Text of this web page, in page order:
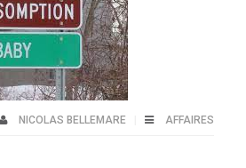
NICOLAS BELLEMARE
AFFAIRES